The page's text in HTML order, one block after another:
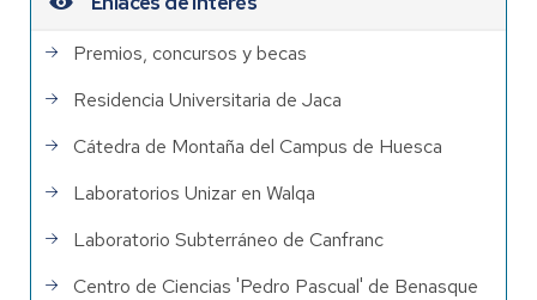
Premios, concursos y becas
Residencia Universitaria de Jaca
Cátedra de Montaña del Campus de Huesca
Laboratorios Unizar en Walqa
Laboratorio Subterráneo de Canfranc
Centro de Ciencias 'Pedro Pascual' de Benasque